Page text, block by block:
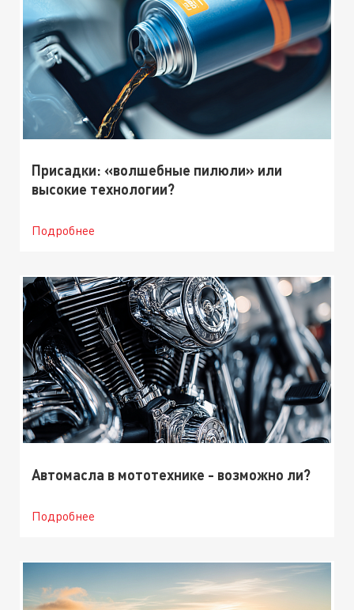
Присадки: «волшебные пилюли» или
высокие технологии?
Подробнее
Автомасла в мототехнике - возможно ли?
Подробнее